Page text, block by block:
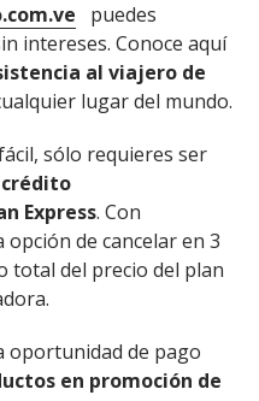
puedes
intereses. Conoce aquí
al viajero de
lugar del mundo.
sólo requieres ser
Express. Con
de cancelar en 3
total del precio del plan
oportunidad de pago
en promoción de